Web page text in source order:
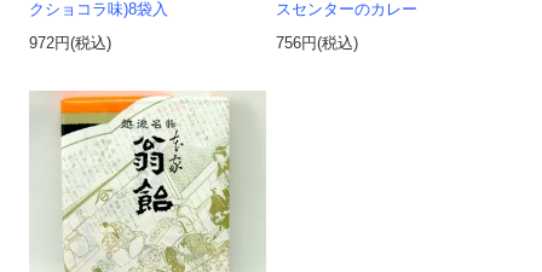
クショコラ味)8袋入
972円(税込)
スセンターのカレー
756円(税込)